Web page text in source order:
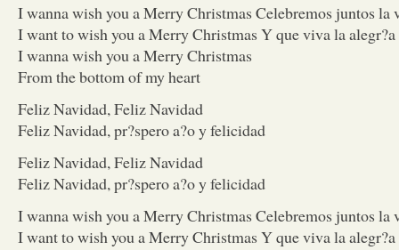
I wanna wish you a Merry Christmas Celebremos juntos la
I want to wish you a Merry Christmas Y que viva la alegr?a
I wanna wish you a Merry Christmas
From the bottom of my heart
Feliz Navidad, Feliz Navidad
Feliz Navidad, pr?spero a?o y felicidad
Feliz Navidad, Feliz Navidad
Feliz Navidad, pr?spero a?o y felicidad
I wanna wish you a Merry Christmas Celebremos juntos la
I want to wish you a Merry Christmas Y que viva la alegr?a